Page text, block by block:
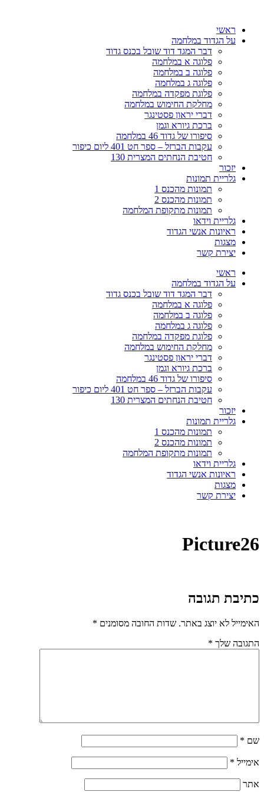
ראשי
על הגדוד במלחמה
דבר המגד דוד שובל בכנס גדוד
פלוגה א במלחמה
פלוגה ב במלחמה
פלוגה ג במלחמה
פלוגת מפקדה במלחמה
מחלקת החימוש במלחמה
דברי יראון פסטינגר
ברכת גיורא וגמן
סיפורו של גדוד 46 במלחמה
עקבות הברזל – ספר חט 401 ליום כיפור
חטיבת הנחתים המצרית 130
יזכור
גלריית תמונות
תמונות מהכנס 1
תמונות מהכנס 2
תמונות מתקופת המלחמה
גלריית וידאו
ראיונות אנשי הגדוד
מצגות
יצירת קשר
ראשי
על הגדוד במלחמה
דבר המגד דוד שובל בכנס גדוד
פלוגה א במלחמה
פלוגה ב במלחמה
פלוגה ג במלחמה
פלוגת מפקדה במלחמה
מחלקת החימוש במלחמה
דברי יראון פסטינגר
ברכת גיורא וגמן
סיפורו של גדוד 46 במלחמה
עקבות הברזל – ספר חט 401 ליום כיפור
חטיבת הנחתים המצרית 130
יזכור
גלריית תמונות
תמונות מהכנס 1
תמונות מהכנס 2
תמונות מתקופת המלחמה
גלריית וידאו
ראיונות אנשי הגדוד
מצגות
יצירת קשר
Picture26
כתיבת תגובה
האימייל לא יוצג באתר. שדות החובה מסומנים *
התגובה שלך *
שם *
אימייל *
אתר